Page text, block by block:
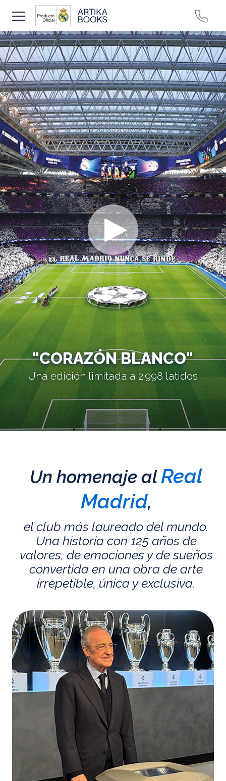
"CORAZÓN BLANCO"
Una edición limitada a 2.998 latidos
Un homenaje alReal
Madrid,
el club más laureado del mundo.
Una historia con 125 años de
valores, de emociones y de sueños
convertida en una obra de arte
irrepetible, única y exclusiva.